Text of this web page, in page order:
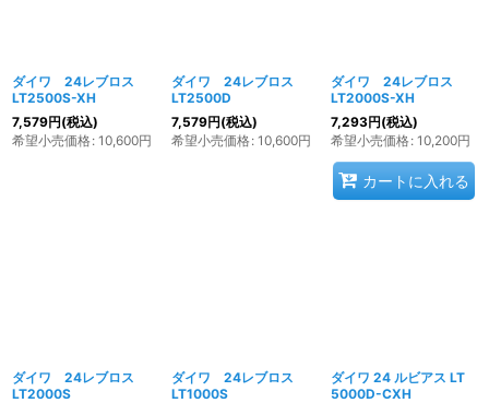
ダイワ 24レブロス
LT2500S-XH
7,579円(税込)
希望小売価格: 10,600円
ダイワ 24レブロス
LT2500D
7,579円(税込)
希望小売価格: 10,600円
ダイワ 24レブロス
LT2000S-XH
7,293円(税込)
希望小売価格: 10,200円
カートに入れる
ダイワ 24レブロス
LT2000S
ダイワ 24レブロス
LT1000S
ダイワ 24 ルビアス LT
5000D-CXH